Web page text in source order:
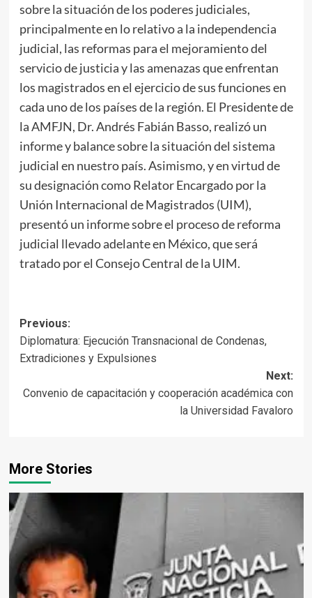
sobre la situación de los poderes judiciales,
principalmente en lo relativo a la independencia
judicial, las reformas para el mejoramiento del
servicio de justicia y las amenazas que enfrentan
los magistrados en el ejercicio de sus funciones en
cada uno de los países de la región. El Presidente de
la AMFJN, Dr. Andrés Fabián Basso, realizó un
informe y balance sobre la situación del sistema
judicial en nuestro país. Asimismo, y en virtud de
su designación como Relator Encargado por la
Unión Internacional de Magistrados (UIM),
presentó un informe sobre el proceso de reforma
judicial llevado adelante en México, que será
tratado por el Consejo Central de la UIM.
Post
navigation
Previous:
Diplomatura: Ejecución Transnacional de Condenas,
Extradiciones y Expulsiones
Next:
Convenio de capacitación y cooperación académica con
la Universidad Favaloro
More Stories